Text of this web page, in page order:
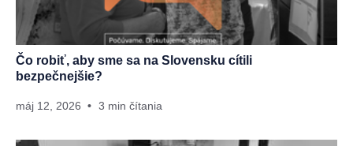
Čo robiť, aby sme sa na Slovensku cítili
bezpečnejšie?
máj 12, 2026 3 min čítania